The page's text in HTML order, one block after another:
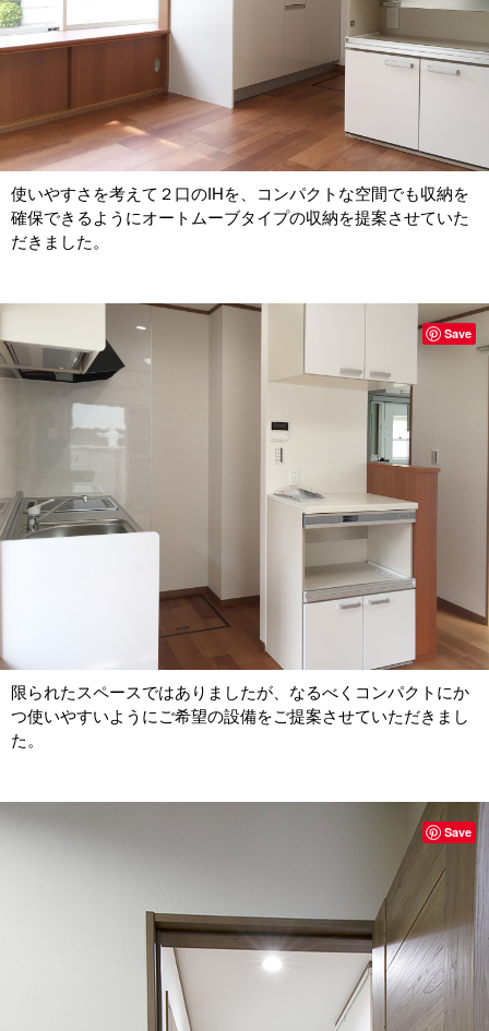
使いやすさを考えて２口のIHを、コンパクトな空間でも収納を
確保できるようにオートムーブタイプの収納を提案させていた
だきました。
限られたスペースではありましたが、なるべくコンパクトにか
つ使いやすいようにご希望の設備をご提案させていただきまし
た。
Save
Save